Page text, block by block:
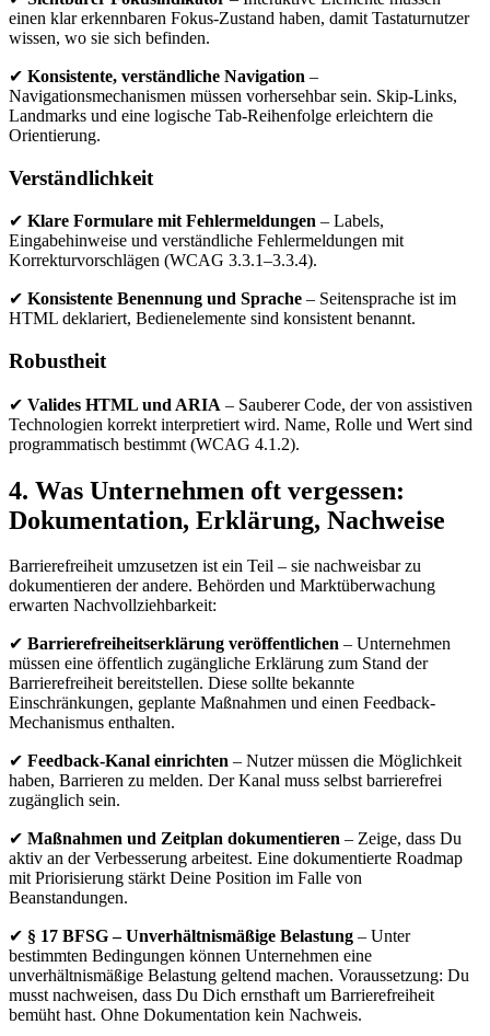
einen klar erkennbaren Fokus-Zustand haben, damit Tastaturnutzer
wissen, wo sie sich befinden.
✔ Konsistente, verständliche Navigation –
Navigationsmechanismen müssen vorhersehbar sein. Skip-Links,
Landmarks und eine logische Tab-Reihenfolge erleichtern die
Orientierung.
Verständlichkeit
✔ Klare Formulare mit Fehlermeldungen – Labels,
Eingabehinweise und verständliche Fehlermeldungen mit
Korrekturvorschlägen (WCAG 3.3.1–3.3.4).
✔ Konsistente Benennung und Sprache – Seitensprache ist im
HTML deklariert, Bedienelemente sind konsistent benannt.
Robustheit
✔ Valides HTML und ARIA – Sauberer Code, der von assistiven
Technologien korrekt interpretiert wird. Name, Rolle und Wert sind
programmatisch bestimmt (WCAG 4.1.2).
4. Was Unternehmen oft vergessen:
Dokumentation, Erklärung, Nachweise
Barrierefreiheit umzusetzen ist ein Teil – sie nachweisbar zu
dokumentieren der andere. Behörden und Marktüberwachung
erwarten Nachvollziehbarkeit:
✔ Barrierefreiheitserklärung veröffentlichen – Unternehmen
müssen eine öffentlich zugängliche Erklärung zum Stand der
Barrierefreiheit bereitstellen. Diese sollte bekannte
Einschränkungen, geplante Maßnahmen und einen Feedback-
Mechanismus enthalten.
✔ Feedback-Kanal einrichten – Nutzer müssen die Möglichkeit
haben, Barrieren zu melden. Der Kanal muss selbst barrierefrei
zugänglich sein.
✔ Maßnahmen und Zeitplan dokumentieren – Zeige, dass Du
aktiv an der Verbesserung arbeitest. Eine dokumentierte Roadmap
mit Priorisierung stärkt Deine Position im Falle von
Beanstandungen.
✔ § 17 BFSG – Unverhältnismäßige Belastung – Unter
bestimmten Bedingungen können Unternehmen eine
unverhältnismäßige Belastung geltend machen. Voraussetzung: Du
musst nachweisen, dass Du Dich ernsthaft um Barrierefreiheit
bemüht hast. Ohne Dokumentation kein Nachweis.